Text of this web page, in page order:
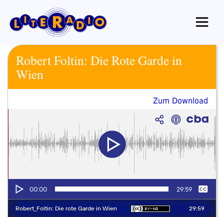
Inhalt
springen
Robert Foltin: Die Rote Garde in
Wien
Zum Download